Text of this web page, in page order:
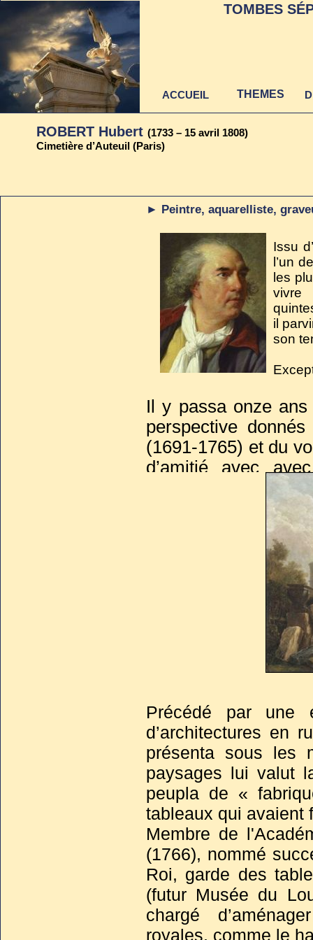
► Peintre, aquarelliste,
ROBERT Hubert (1733 – 15 avril 1808)
Cimetière d’Auteuil (Paris)
Issu
l’un
les
vivre
il
son
Il y passa onze
perspective
(1691-1765) et du
d’amitié avec
découvrit les
Naples) qu’il sut
les animaient, et
Précédé par une
d’architectures en
présenta sous les
paysages lui valut
peupla de «
tableaux qui avaient
Membre de
(1766), nommé
Roi, garde des
(futur Musée du
chargé
royales, comme le
TOMBES
ACCUEIL THEMES